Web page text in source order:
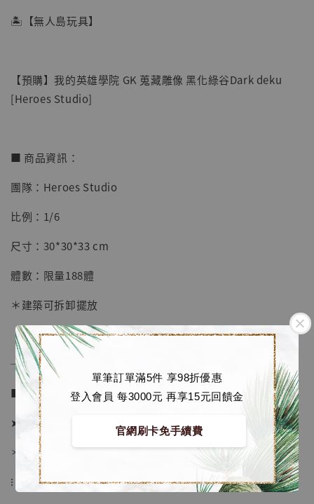
單筆訂單滿5件 享98折優惠
登入會員 每3000元 再享15元回饋金
官網刷卡免手續費
【店內現貨】七龍珠 系列蒐藏雕像 悟空 鳥山
明紀念款 [奇蹟工作室]
NT$ 5,580
🏝【無人島玩具】
【預購】我的英雄學院 GK 蒐藏雕像 黑化綠谷Dark deku
[Heroes Studio]
■ 商品資訊：
團隊：Heroes Studio
比例：1/6
尺寸：30*30*33 cm
體數：限量188體
＊建築可拆卸擺放
──────────────
■ 販售資訊 (NT$)：
➤ 價格 9280元 (訂金4280)
＊ 國際運費另計
⁝